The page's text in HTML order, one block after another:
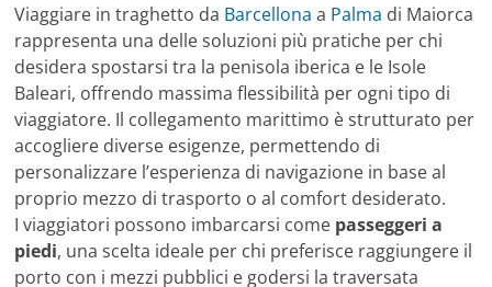
Viaggiare in traghetto da Barcellona a Palma di Maiorca
rappresenta una delle soluzioni più pratiche per chi
desidera spostarsi tra la penisola iberica e le Isole
Baleari, offrendo massima flessibilità per ogni tipo di
viaggiatore. Il collegamento marittimo è strutturato per
accogliere diverse esigenze, permettendo di
personalizzare l’esperienza di navigazione in base al
proprio mezzo di trasporto o al comfort desiderato.
I viaggiatori possono imbarcarsi come passeggeri a
piedi, una scelta ideale per chi preferisce raggiungere il
porto con i mezzi pubblici e godersi la traversata